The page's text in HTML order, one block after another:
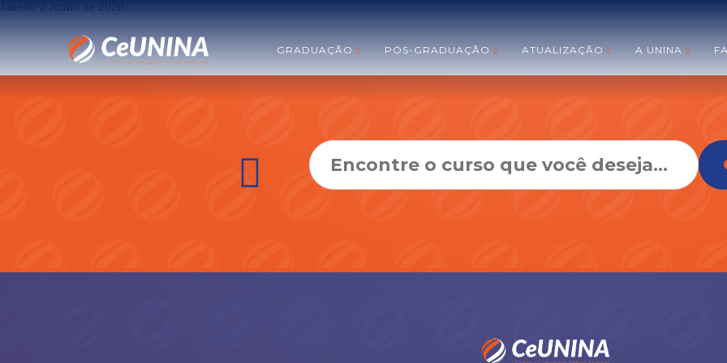
GRADUAÇÃO PÓS-GRADUAÇÃO ATUALIZAÇÃO A UNINA
Janeiro a Junho de 2020.